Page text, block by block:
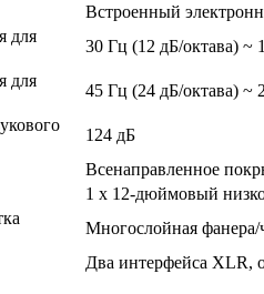
Встроенный
для
30 Гц (12 дБ/октава) ~
для
45 Гц (24 дБ/октава) ~
124 дБ
Всенаправленное
1 х 12-дюймовый
Многослойная фанера/
Два интерфейса XLR,